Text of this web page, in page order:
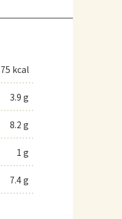
kcal
3.9 g
8.2 g
1 g
7.4 g